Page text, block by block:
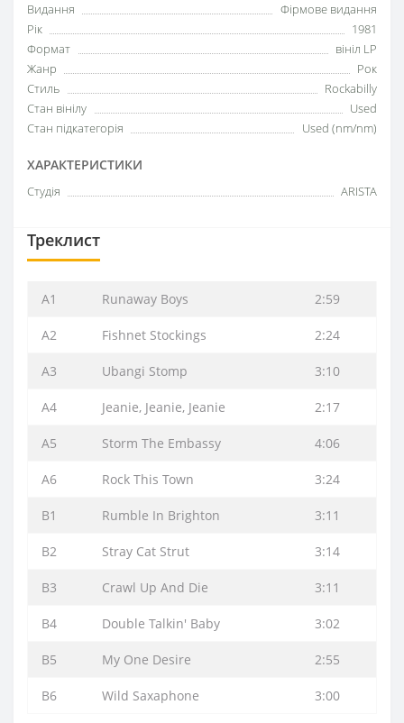
Видання
Фірмове видання
Рік
1981
Формат
вініл LP
Жанр
Рок
Стиль
Rockabilly
Стан вінілу
Used
Стан підкатегорія
Used (nm/nm)
ХАРАКТЕРИСТИКИ
Студія ARISTA
Треклист
A1 Runaway Boys 2:59
A2 Fishnet Stockings 2:24
A3 Ubangi Stomp 3:10
A4 Jeanie, Jeanie, Jeanie 2:17
A5 Storm The Embassy 4:06
A6 Rock This Town 3:24
B1 Rumble In Brighton 3:11
B2 Stray Cat Strut 3:14
B3 Crawl Up And Die 3:11
B4 Double Talkin' Baby 3:02
B5 My One Desire 2:55
B6 Wild Saxaphone 3:00